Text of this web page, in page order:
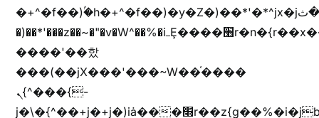
�+^�f��)ۢ�h�+^�f��)�y�Z�)��*'�*^jx�jب�ثy�b�y^~֧�f���ܢZ+jx�jب��^y�7jx�jب�ץk-
�)��*'���z��~�"�v�W^��%�iߺȨ����׫r�n�{r��x�����xjX��ǥ}
����'��핬
���(��jX���'���~W��֫����
ܢ{^���{-
j�\�{^��+j�+j�)iȧ���׫r��z{g��%�i�jb�X��֫��lzW�yz�+��b�y����a�ר�j�W���e�+"n)b�)�v+��+"n)b�)Z���ț�X���brL���ek)�f��؜�'%j�"vܩzg����ܩzɚ�W�{+�